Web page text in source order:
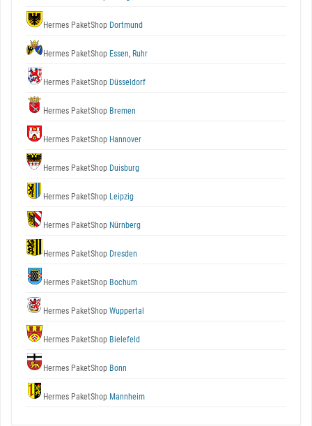
Hermes PaketShop Dortmund
Hermes PaketShop Essen, Ruhr
Hermes PaketShop Düsseldorf
Hermes PaketShop Bremen
Hermes PaketShop Hannover
Hermes PaketShop Duisburg
Hermes PaketShop Leipzig
Hermes PaketShop Nürnberg
Hermes PaketShop Dresden
Hermes PaketShop Bochum
Hermes PaketShop Wuppertal
Hermes PaketShop Bielefeld
Hermes PaketShop Bonn
Hermes PaketShop Mannheim